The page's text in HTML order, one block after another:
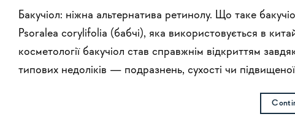
Бакучіол: ніжна альтернатива ретинолу. Що таке
Psoralea corylifolia (бабчі), яка використовується в
косметології бакучіол став справжнім відкриттям
типових недоліків — подразнень, сухості чи